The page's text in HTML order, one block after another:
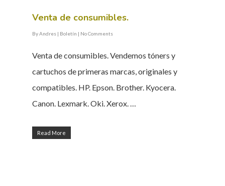
Venta de consumibles.
ByAndres | Boletín | No Comments
Venta de consumibles. Vendemos tóners y
cartuchos de primeras marcas, originales y
compatibles. HP. Epson. Brother. Kyocera.
Canon. Lexmark. Oki. Xerox. …
Read More